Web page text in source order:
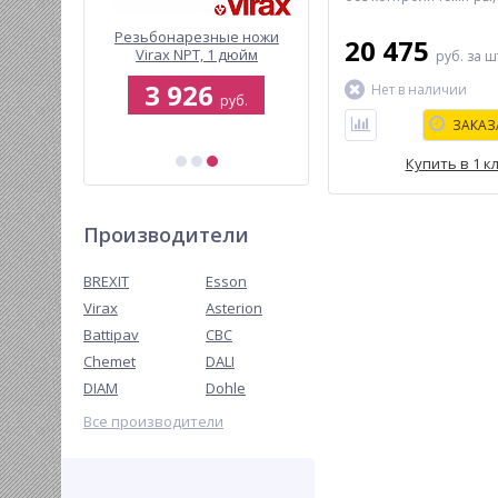
1
Резьбонарезные ножи
Virax NPT, 1 дюйм
3 926 руб.
мм PIEZO
11 227руб.
Производители
BREXIT
Esson
Virax
Asterion
Battipav
CBC
Chemet
DALI
DIAM
Dohle
Все производители
20 475 руб. за
Нет в наличии
Купить в 1